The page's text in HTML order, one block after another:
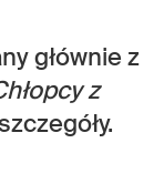
głównie z
z